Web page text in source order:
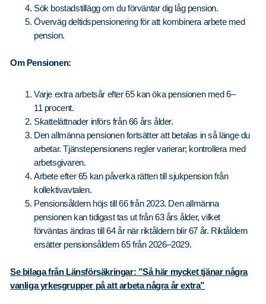
Sök bostadstillägg om du förväntar dig låg pension.
Överväg deltidspensionering för att kombinera arbete med
pension.
Om Pensionen:
Varje extra arbetsår efter 65 kan öka pensionen med 6–
11 procent.
Skattelättnader införs från 66 års ålder.
Den allmänna pensionen fortsätter att betalas in så länge du
arbetar. Tjänstepensionens regler varierar; kontrollera med
arbetsgivaren.
Arbete efter 65 kan påverka rätten till sjukpension från
kollektivavtalen.
Pensionsåldern höjs till 66 från 2023. Den allmänna
pensionen kan tidigast tas ut från 63 års ålder, vilket
förväntas ändras till 64 år när riktåldern blir 67 år. Riktåldern
ersätter pensionsåldern 65 från 2026–2029.
Se bilaga från Länsförsäkringar: ”Så här mycket tjänar några
vanliga yrkesgrupper på att arbeta några år extra”